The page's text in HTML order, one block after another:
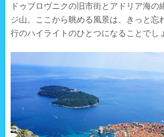
ドゥブロヴニクの旧市街とアドリア海の
ジ山。ここから眺める風景は、きっと忘
行のハイライトのひとつになることでし